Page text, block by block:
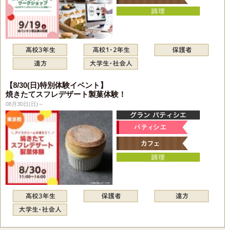
【8/30(日)特別体験イベント】
焼きたてスフレデザート製菓体験！
08月30日(日)～